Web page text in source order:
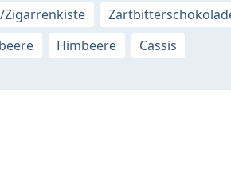
Zigarrenkiste
Himbeere Cassis